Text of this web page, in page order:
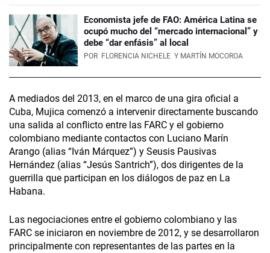
Economista jefe de FAO: América Latina se
ocupó mucho del “mercado internacional” y
debe “dar enfásis” al local
POR FLORENCIA NICHELE Y MARTÍN MOCOROA
A mediados del 2013, en el marco de una gira oficial a
Cuba, Mujica comenzó a intervenir directamente buscando
una salida al conflicto entre las FARC y el gobierno
colombiano mediante contactos con Luciano Marín
Arango (alias “Iván Márquez”) y Seusis Pausivas
Hernández (alias “Jesús Santrich”), dos dirigentes de la
guerrilla que participan en los diálogos de paz en La
Habana.
Las negociaciones entre el gobierno colombiano y las
FARC se iniciaron en noviembre de 2012, y se desarrollaron
principalmente con representantes de las partes en la